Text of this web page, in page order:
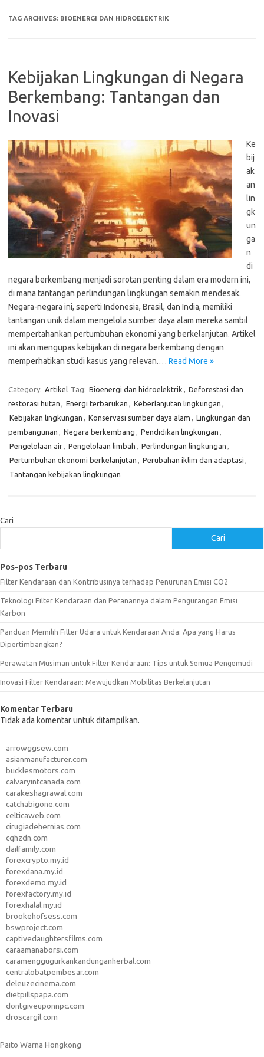
TAG ARCHIVES: BIOENERGI DAN HIDROELEKTRIK
Kebijakan Lingkungan di Negara
Berkembang: Tantangan dan
Inovasi
Ke
bij
ak
an
lin
gk
un
ga
n
di
negara berkembang menjadi sorotan penting dalam era modern ini,
di mana tantangan perlindungan lingkungan semakin mendesak.
Negara-negara ini, seperti Indonesia, Brasil, dan India, memiliki
tantangan unik dalam mengelola sumber daya alam mereka sambil
mempertahankan pertumbuhan ekonomi yang berkelanjutan. Artikel
ini akan mengupas kebijakan di negara berkembang dengan
memperhatikan studi kasus yang relevan.… Read More »
Category: Artikel Tag: Bioenergi dan hidroelektrik , Deforestasi dan
restorasi hutan , Energi terbarukan , Keberlanjutan lingkungan ,
Kebijakan lingkungan , Konservasi sumber daya alam , Lingkungan dan
pembangunan , Negara berkembang , Pendidikan lingkungan ,
Pengelolaan air, Pengelolaan limbah , Perlindungan lingkungan ,
Pertumbuhan ekonomi berkelanjutan , Perubahan iklim dan adaptasi ,
Tantangan kebijakan lingkungan
Cari
Cari
Pos-pos Terbaru
Filter Kendaraan dan Kontribusinya terhadap Penurunan Emisi CO2
Teknologi Filter Kendaraan dan Peranannya dalam Pengurangan Emisi
Karbon
Panduan Memilih Filter Udara untuk Kendaraan Anda: Apa yang Harus
Dipertimbangkan?
Perawatan Musiman untuk Filter Kendaraan: Tips untuk Semua Pengemudi
Inovasi Filter Kendaraan: Mewujudkan Mobilitas Berkelanjutan
Komentar Terbaru
Tidak ada komentar untuk ditampilkan.
arrowggsew.com
asianmanufacturer.com
bucklesmotors.com
calvaryintcanada.com
carakeshagrawal.com
catchabigone.com
celticaweb.com
cirugiadehernias.com
cqhzdn.com
dailfamily.com
forexcrypto.my.id
forexdana.my.id
forexdemo.my.id
forexfactory.my.id
forexhalal.my.id
brookehofsess.com
bswproject.com
captivedaughtersfilms.com
caraamanaborsi.com
caramenggugurkankandunganherbal.com
centralobatpembesar.com
deleuzecinema.com
dietpillspapa.com
dontgiveuponnpc.com
droscargil.com
Paito Warna Hongkong